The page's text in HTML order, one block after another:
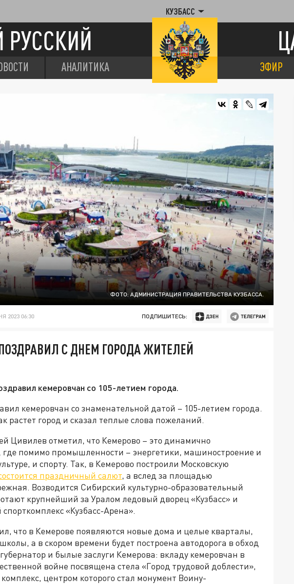
КУЗБАСС
АНАЛИТИКА ЭФИР
ФОТО: АДМИНИСТРАЦИЯ ПРАВИТЕЛЬСТВА КУЗБАССА.
2023 06:30 ПОДПИШИТЕСЬ:
С ДНЕМ ГОРОДА ЖИТЕЛЕЙ
кемеровчан со 105-летием города.
кемеровчан со знаменательной датой – 105-летием города.
растет город и сказал теплые слова пожеланий.
Цивилев отметил, что Кемерово – это динамично
помимо промышленности – энергетики, машиностроение и
и спорту. Так, в Кемерово построили Московскую
праздничный салют, а вслед за площадью
Возводится Сибирский культурно-образовательный
крупнейший за Уралом ледовый дворец «Кузбасс» и
«Кузбасс-Арена».
что в Кемерове появляются новые дома и целые кварталы,
а в скором времени будет построена автодорога в обход
и былые заслуги Кемерова: вкладу кемеровчан в
войне посвящена стела «Город трудовой доблести»,
центром которого стал монумент Воину-